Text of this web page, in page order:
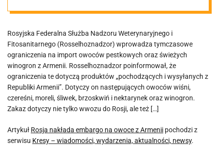
Rosyjska Federalna Służba Nadzoru Weterynaryjnego i
Fitosanitarnego (Rosselhoznadzor) wprowadza tymczasowe
ograniczenia na import owoców pestkowych oraz świeżych
winogron z Armenii. Rosselhoznadzor poinformował, że
ograniczenia te dotyczą produktów „pochodzących i wysyłanych z
Republiki Armenii”. Dotyczy on następujących owoców wiśni,
czereśni, moreli, śliwek, brzoskwiń i nektarynek oraz winogron.
Zakaz dotyczy nie tylko wwozu do Rosji, ale też […]
Artykuł Rosja nakłada embargo na owoce z Armenii pochodzi z
serwisu Kresy – wiadomości, wydarzenia, aktualności, newsy.